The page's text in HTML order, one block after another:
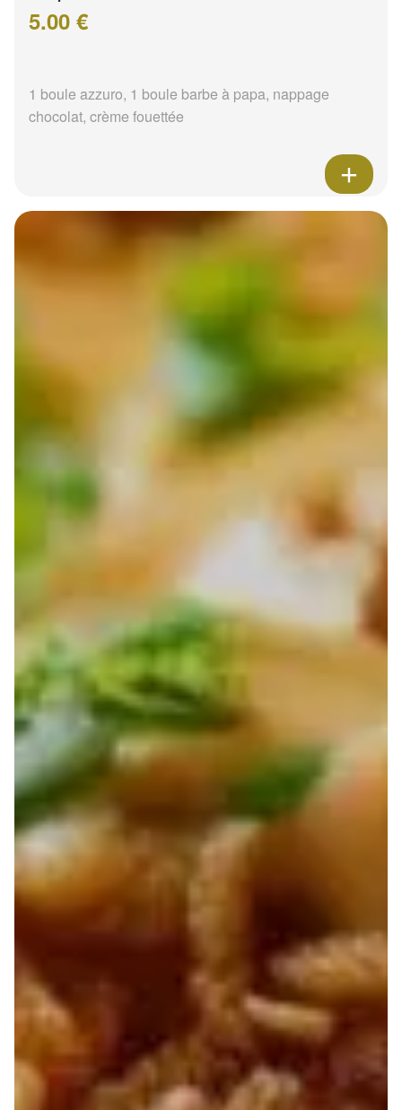
5.00 €
1 boule azzuro, 1 boule barbe à papa, nappage
chocolat, crème fouettée